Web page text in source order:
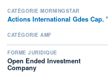
CATÉGORIE MORNINGSTAR
Actions International Gdes Cap.
CATÉGORIE AMF
FORME JURIDIQUE
Open Ended Investment
Company